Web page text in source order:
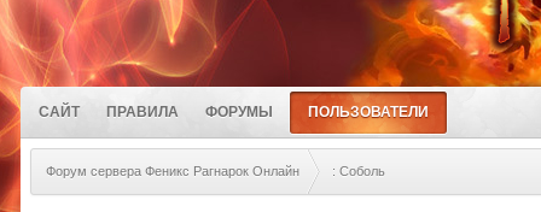
САЙТ ПРАВИЛА ФОРУМЫ ПОЛЬЗОВАТЕЛИ
Форум сервера Феникс Рагнарок Онлайн : Соболь